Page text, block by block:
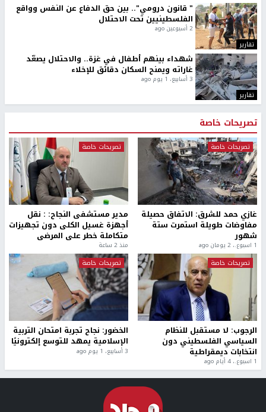
تقارير
" قانون درومي".. بين حق الدفاع عن النفس وواقع
الفلسطينيين تحت الاحتلال
2 أسبوعين ago
تقارير
شهداء بينهم أطفال في غزة.. والاحتلال يصعّد
غاراته ويمنح السكان دقائق للإخلاء
3 أسابيع، 1 يوم ago
تصريحات خاصة
تصريحات خاصة
غازي حمد للشرق: الاتفاق حصيلة
مفاوضات طويلة استمرت ستة
شهور
1 اسبوع.، 2 يومان ago
تصريحات خاصة
مدير مستشفى النجاح: : نقل
أجهزة غسيل الكلى دون تجهيزات
متكاملة خطر على المرضى
منذ 2 ساعة
تصريحات خاصة
الرجوب: لا مستقبل للنظام
السياسي الفلسطيني دون
انتخابات ديمقراطية
1 اسبوع.، 4 أيام ago
تصريحات خاصة
الخضور: نجاح تجربة امتحان التربية
الإسلامية يمهد للتوسع إلكترونيًا
3 أسابيع، 1 يوم ago